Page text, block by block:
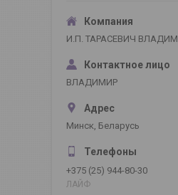
И.П. ТАРАСЕВИЧ
ВЛАДИМИР
Минск, Беларусь
+375 (25) 944-80-30
ЛАЙФ